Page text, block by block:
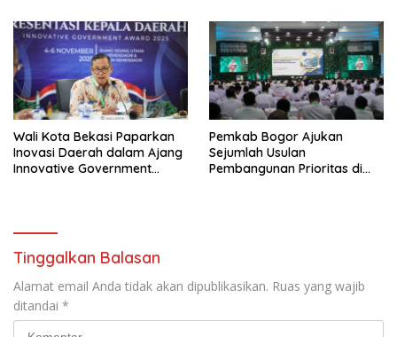
Wali Kota Bekasi Paparkan
Inovasi Daerah dalam Ajang
Innovative Government
Pemkab Bogor Ajukan
Sejumlah Usulan
Pembangunan Prioritas di
Tinggalkan Balasan
Alamat email Anda tidak akan dipublikasikan. Ruas yang wajib
ditandai *